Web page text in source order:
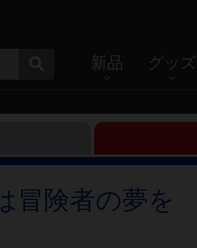
新品 グッズ
冒険者の夢を